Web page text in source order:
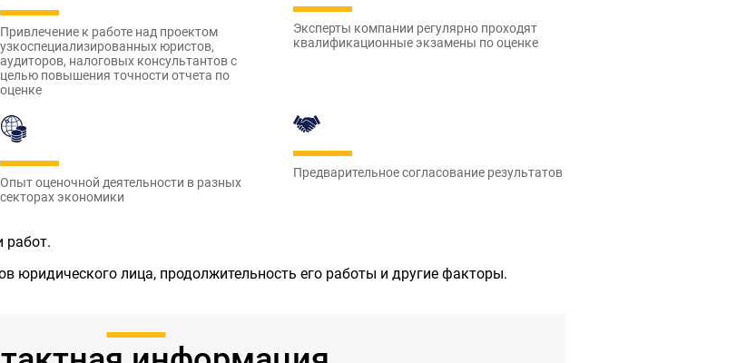
Привлечение к работе над проектом
узкоспециализированных юристов,
аудиторов, налоговых консультантов с
целью повышения точности отчета по
оценке
Эксперты компании регулярно проходят
квалификационные экзамены по оценке
Опыт оценочной деятельности в разных
секторах экономики
Предварительное согласование результатов
работ.
юридического лица, продолжительность его работы и другие факторы.